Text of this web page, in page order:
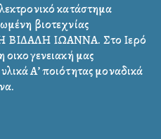
κατάστημα
βιοτεχνίας
ΒΙΔΑΛΗ ΙΩΑΝΝΑ. Στο Ιερό
οικογενειακή μας
Α’ ποιότητας μοναδικά